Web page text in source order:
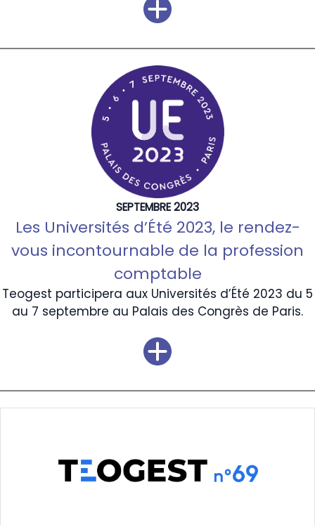
SEPTEMBRE 2023
Les Universités d’Été 2023, le rendez-
vous incontournable de la profession
comptable
Teogest participera aux Universités d’Été 2023 du 5
au 7 septembre au Palais des Congrès de Paris.